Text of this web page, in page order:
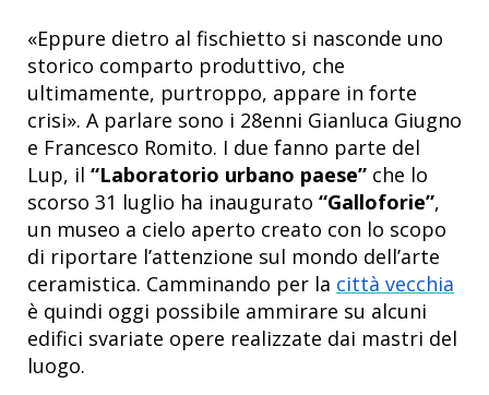
«Eppure dietro al fischietto si nasconde uno
storico comparto produttivo, che
ultimamente, purtroppo, appare in forte
crisi». A parlare sono i 28enni Gianluca Giugno
e Francesco Romito. I due fanno parte del
Lup, il “Laboratorio urbano paese” che lo
scorso 31 luglio ha inaugurato “Galloforie”,
un museo a cielo aperto creato con lo scopo
di riportare l’attenzione sul mondo dell’arte
ceramistica. Camminando per la città vecchia
è quindi oggi possibile ammirare su alcuni
edifici svariate opere realizzate dai mastri del
luogo.